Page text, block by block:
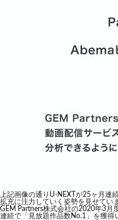
上記画像の通りU-NEXTが25ヶ月連
拡充に注力していく姿勢を見せてい
GEM Partners株式会社の2020年3月
連続で「見放題作品数No.1」を獲得